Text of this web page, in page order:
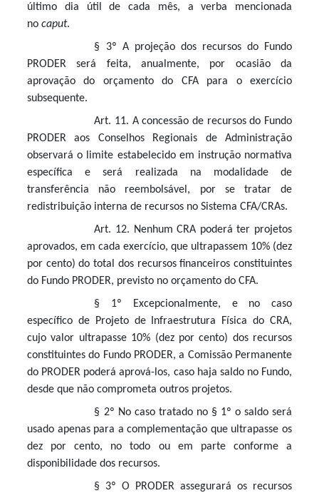
último dia útil de cada mês, a verba mencionada
no caput.
§ 3º A projeção dos recursos do Fundo
PRODER será feita, anualmente, por ocasião da
aprovação do orçamento do CFA para o exercício
subsequente.
Art. 11. A concessão de recursos do Fundo
PRODER aos Conselhos Regionais de Administração
observará o limite estabelecido em instrução normativa
específica e será realizada na modalidade de
transferência não reembolsável, por se tratar de
redistribuição interna de recursos no Sistema CFA/CRAs.
Art. 12. Nenhum CRA poderá ter projetos
aprovados, em cada exercício, que ultrapassem 10% (dez
por cento) do total dos recursos financeiros constituintes
do Fundo PRODER, previsto no orçamento do CFA.
§ 1º Excepcionalmente, e no caso
específico de Projeto de Infraestrutura Física do CRA,
cujo valor ultrapasse 10% (dez por cento) dos recursos
constituintes do Fundo PRODER, a Comissão Permanente
do PRODER poderá aprová-los, caso haja saldo no Fundo,
desde que não comprometa outros projetos.
§ 2º No caso tratado no § 1º o saldo será
usado apenas para a complementação que ultrapasse os
dez por cento, no todo ou em parte conforme a
disponibilidade dos recursos.
§ 3º O PRODER assegurará os recursos